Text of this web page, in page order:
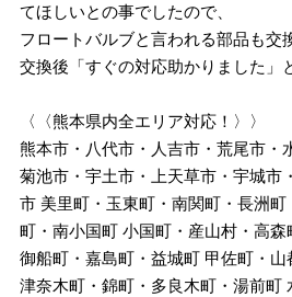
てほしいとの事でしたので、
フロートバルブと言われる部品も交
交換後「すぐの対応助かりました」
〈〈熊本県内全エリア対応！〉〉
熊本市・八代市・人吉市・荒尾市・
菊池市・宇土市・上天草市・宇城市
市 美里町・玉東町・南関町・長洲
町・南小国町 小国町・産山村・高森
御船町・嘉島町・益城町 甲佐町・山
津奈木町・錦町・多良木町・湯前町